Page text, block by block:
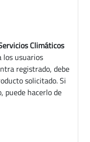
Climáticos
los usuarios
registrado, debe
solicitado. Si
puede hacerlo de